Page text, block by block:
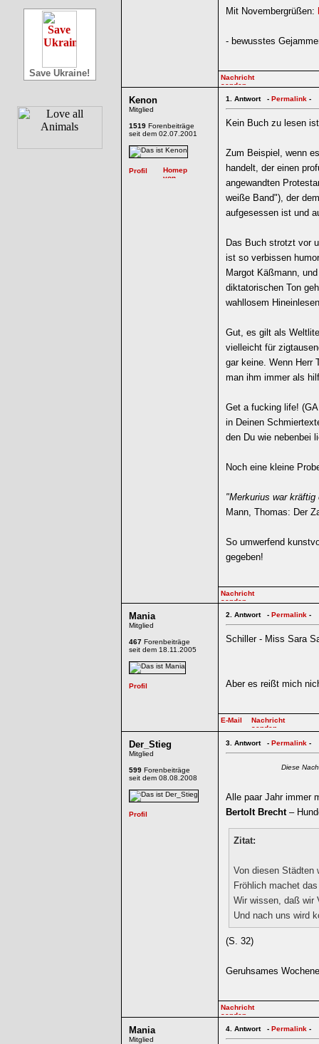
Save Ukraine!
Mit Novembergrüßen:
- bewusstes
Kenon
Mitglied
1519 Forenbeiträge
seit dem 02.07.2001
1. Antwort - Permalink -
Kein Buch zu lesen
Zum Beispiel, wenn
handelt, der einen
angewandten
weiße Band"), der
aufgesessen ist und
Das Buch strotzt vor
ist so verbissen
Margot Käßmann,
diktatorischen Ton
wahllosem
Gut, es gilt als
vielleicht für
gar keine. Wenn Herr
man ihm immer als
Get a fucking life!
in Deinen
den Du wie nebenbei
Noch eine kleine
"Merkurius war
Mann, Thomas: Der
So umwerfend
gegeben!
Mania
Mitglied
467 Forenbeiträge
seit dem 18.11.2005
2. Antwort - Permalink -
Schiller - Miss Sara
Aber es reißt mich
Der_Stieg
Mitglied
599 Forenbeiträge
seit dem 08.08.2008
3. Antwort - Permalink -
Diese
Alle paar Jahr immer
Bertolt Brecht–
Zitat:
Von diesen Städten
Fröhlich machet
Wir wissen, daß wir
Und nach uns wird
(S. 32)
Geruhsames
Mania
Mitglied
4. Antwort - Permalink -